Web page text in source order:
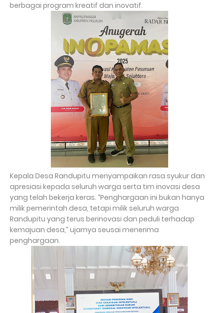
berbagai program kreatif dan inovatif.
Kepala Desa Randupitu menyampaikan rasa syukur dan
apresiasi kepada seluruh warga serta tim inovasi desa
yang telah bekerja keras. “Penghargaan ini bukan hanya
milik pemerintah desa, tetapi milik seluruh warga
Randupitu yang terus berinovasi dan peduli terhadap
kemajuan desa,” ujarnya seusai menerima
penghargaan.